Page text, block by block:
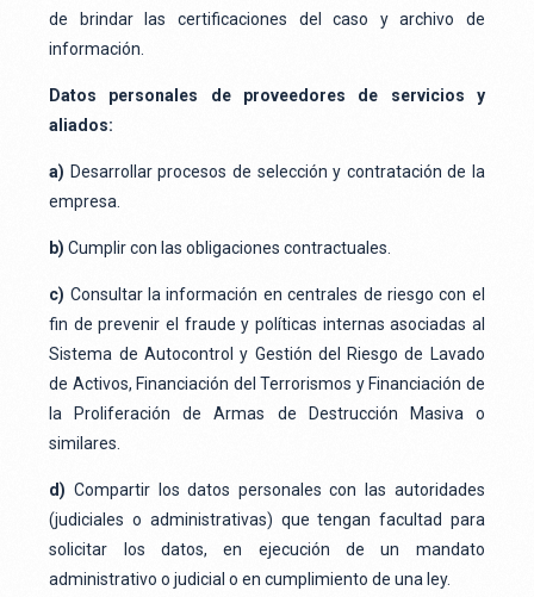
de brindar las certificaciones del caso y archivo de
información.
Datos personales de proveedores de servicios y
aliados:
a) Desarrollar procesos de selección y contratación de la
empresa.
b) Cumplir con las obligaciones contractuales.
c) Consultar la información en centrales de riesgo con el
fin de prevenir el fraude y políticas internas asociadas al
Sistema de Autocontrol y Gestión del Riesgo de Lavado
de Activos, Financiación del Terrorismos y Financiación de
la Proliferación de Armas de Destrucción Masiva o
similares.
d) Compartir los datos personales con las autoridades
(judiciales o administrativas) que tengan facultad para
solicitar los datos, en ejecución de un mandato
administrativo o judicial o en cumplimiento de una ley.